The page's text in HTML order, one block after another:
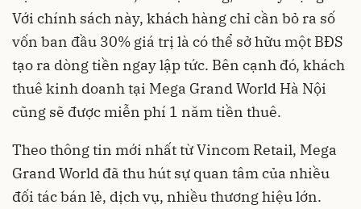
Với chính sách này, khách hàng chỉ cần bỏ ra số
vốn ban đầu 30% giá trị là có thể sở hữu một BĐS
tạo ra dòng tiền ngay lập tức. Bên cạnh đó, khách
thuê kinh doanh tại Mega Grand World Hà Nội
cũng sẽ được miễn phí 1 năm tiền thuê.
Theo thông tin mới nhất từ Vincom Retail, Mega
Grand World đã thu hút sự quan tâm của nhiều
đối tác bán lẻ, dịch vụ, nhiều thương hiệu lớn.